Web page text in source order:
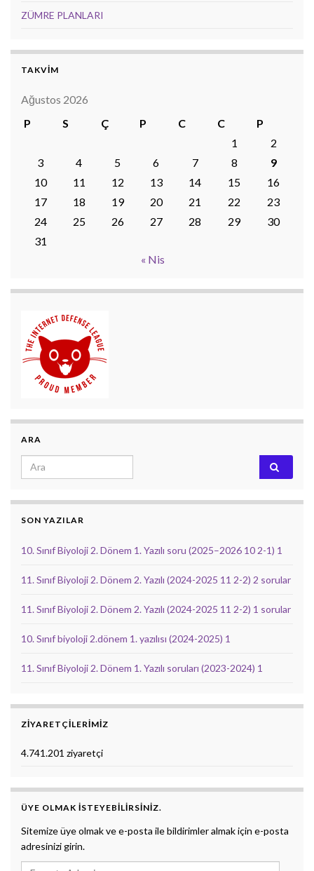
ZÜMRE PLANLARI
TAKVİM
Ağustos 2026
P
S Ç P C C
P
1
2
3
4 5 6 7 8
9
10
11 12 13 14 15
16
17
18 19 20 21 22
23
24
25 26 27 28 29
30
31
« Nis
ARA
Search for:
SON YAZILAR
10. Sınıf Biyoloji 2. Dönem 1. Yazılı soru (2025–2026 10 2-1) 1
11. Sınıf Biyoloji 2. Dönem 2. Yazılı (2024-2025 11 2-2) 2 sorular
11. Sınıf Biyoloji 2. Dönem 2. Yazılı (2024-2025 11 2-2) 1 sorular
10. Sınıf biyoloji 2.dönem 1. yazılısı (2024-2025) 1
11. Sınıf Biyoloji 2. Dönem 1. Yazılı soruları (2023-2024) 1
ZIYARETÇILERIMIZ
4.741.201 ziyaretçi
ÜYE OLMAK ISTEYEBILIRSINIZ.
Sitemize üye olmak ve e-posta ile bildirimler almak için e-posta
adresinizi girin.
E-posta Adresi